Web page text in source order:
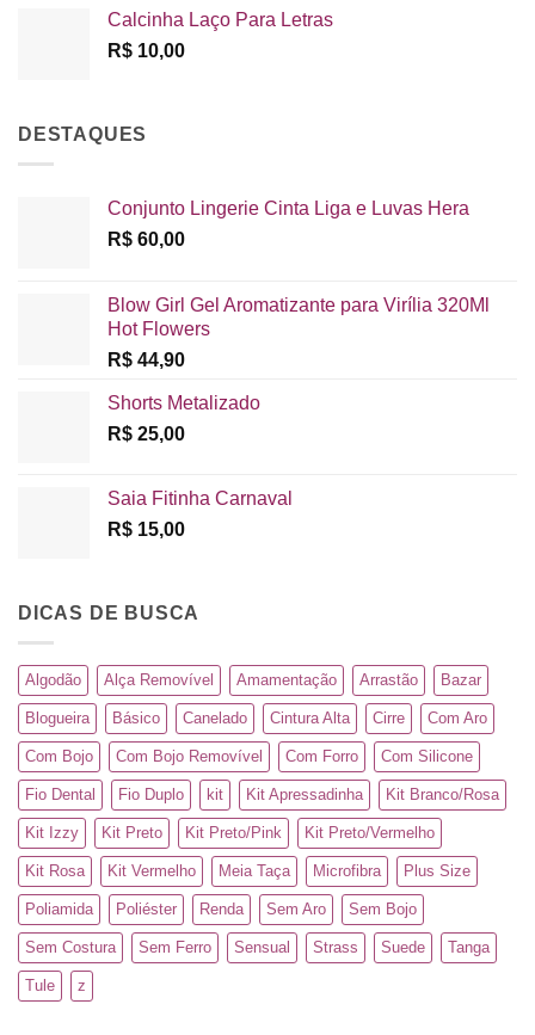
Calcinha Laço Para Letras
R$ 10,00
DESTAQUES
Conjunto Lingerie Cinta Liga e Luvas Hera
R$ 60,00
Blow Girl Gel Aromatizante para Virília 320Ml
Hot Flowers
R$ 44,90
Shorts Metalizado
R$ 25,00
Saia Fitinha Carnaval
R$ 15,00
DICAS DE BUSCA
Algodão Alça Removível Amamentação Arrastão Bazar
Blogueira Básico Canelado Cintura Alta Cirre Com Aro
Com Bojo Com Bojo Removível Com Forro Com Silicone
Fio Dental Fio Duplo kit Kit Apressadinha Kit Branco/Rosa
Kit Izzy Kit Preto Kit Preto/Pink Kit Preto/Vermelho
Kit Rosa Kit Vermelho Meia Taça Microfibra Plus Size
Poliamida Poliéster Renda Sem Aro Sem Bojo
Sem Costura Sem Ferro Sensual Strass Suede Tanga
Tule z